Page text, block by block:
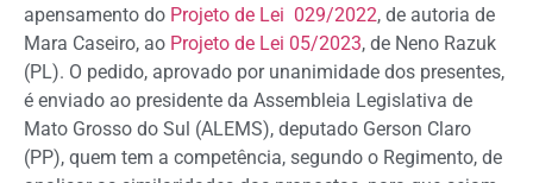
apensamento do Projeto de Lei 029/2022, de autoria de
Mara Caseiro, ao Projeto de Lei 05/2023, de Neno Razuk
(PL). O pedido, aprovado por unanimidade dos presentes,
é enviado ao presidente da Assembleia Legislativa de
Mato Grosso do Sul (ALEMS), deputado Gerson Claro
(PP), quem tem a competência, segundo o Regimento, de